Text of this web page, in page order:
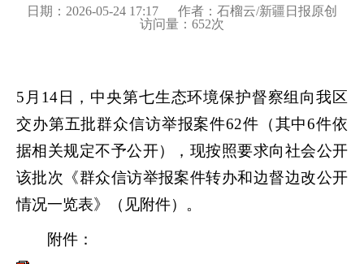
日期：2026-05-24 17:17
作者：石榴云/新疆日报原创
访问量： 652次
5月14日，中央第七生态环境保护督察组向我区
交办第五批群众信访举报案件62件（其中6件依
据相关规定不予公开），现按照要求向社会公开
该批次《群众信访举报案件转办和边督边改公开
情况一览表》（见附件）。
附件：